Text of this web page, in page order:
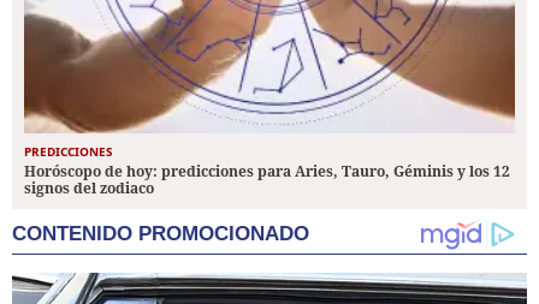
PREDICCIONES
Horóscopo de hoy: predicciones para Aries, Tauro, Géminis y los 12
signos del zodiaco
CONTENIDO PROMOCIONADO